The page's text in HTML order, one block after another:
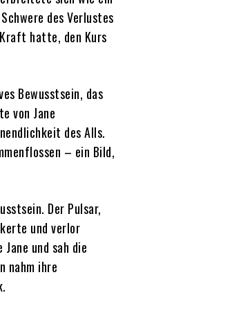
des Verlustes
hatte, den Kurs
Bewusstsein, das
von Jane
des Alls.
– ein Bild,
Der Pulsar,
und verlor
und sah die
nahm ihre